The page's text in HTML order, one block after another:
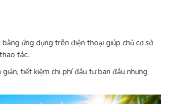
ứng dụng trên điện thoại giúp chủ cơ sở
tác.
tiết kiệm chi phí đầu tư ban đầu nhưng